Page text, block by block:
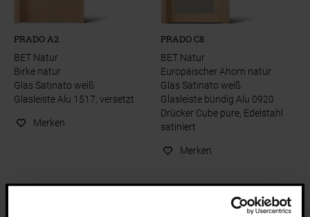
PRADO A2
BET Natur
Birke natur
Glas Satinato weiß
Glasleiste Alu 1517, versetzt
Merken
PRADO C8
BET Natur
Europäischer Ahorn natur
Glas Satinato weiß
Glasleiste bündig Alu 0920
Drücker Cube pure, Edelstahl
satiniert
Merken